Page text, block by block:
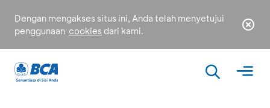
Dengan mengakses situs ini, Anda telah menyetujui
penggunaan cookies dari kami.